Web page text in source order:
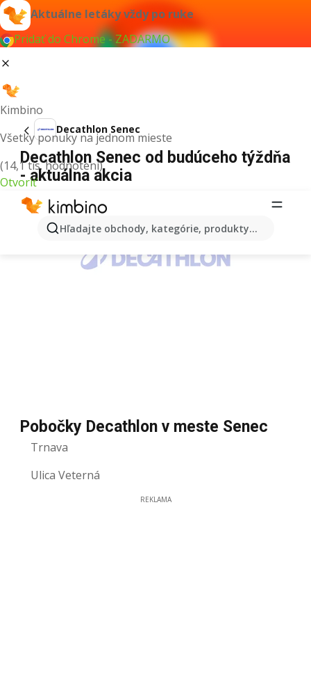
Aktuálne letáky vždy po ruke
Pridať do Chrome - ZADARMO
Kimbino
Všetky ponuky na jednom mieste
(14,1 tis. hodnotení)
Otvoriť
Hľadajte obchody, kategórie, produkty...
Decathlon Senec
Decathlon Senec od budúceho týždňa
- aktuálna akcia
Pobočky Decathlon v meste Senec
Trnava
Ulica Veterná
REKLAMA